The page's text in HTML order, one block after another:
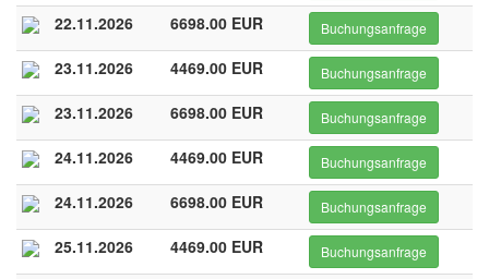
22.11.2026 6698.00 EUR Buchungsanfrage
23.11.2026 4469.00 EUR Buchungsanfrage
23.11.2026 6698.00 EUR Buchungsanfrage
24.11.2026 4469.00 EUR Buchungsanfrage
24.11.2026 6698.00 EUR Buchungsanfrage
25.11.2026 4469.00 EUR Buchungsanfrage